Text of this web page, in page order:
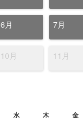
6月 7月
10月 11月
水 木 金